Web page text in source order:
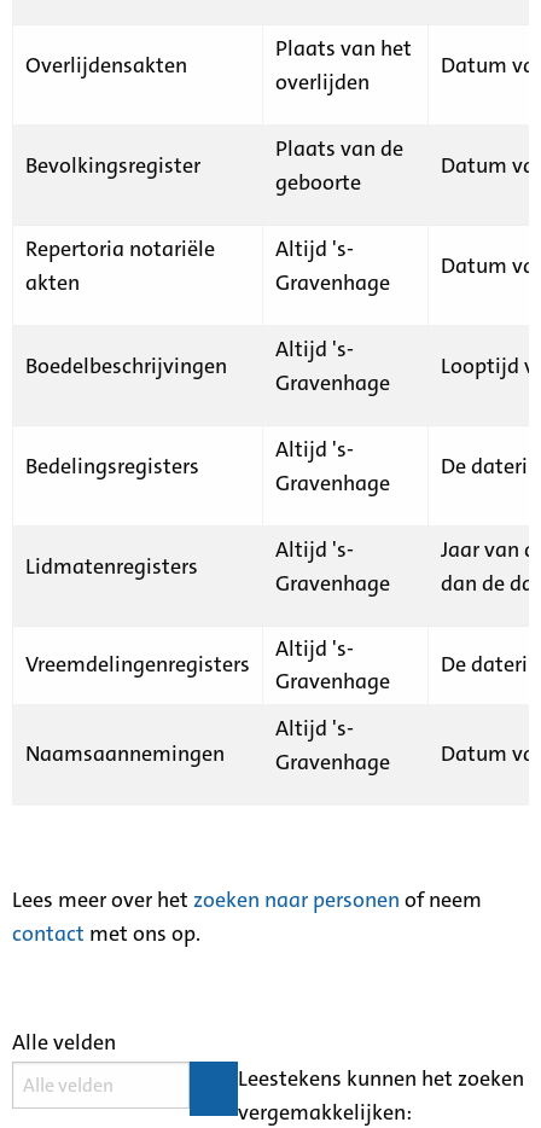
Overlijdensakten
Plaats van het
overlijden
Datum
Bevolkingsregister
Plaats van de
geboorte
Datum
Repertoria notariële
akten
Altijd 's-
Gravenhage
Datum
Boedelbeschrijvingen
Altijd 's-
Gravenhage
Looptijd
Bedelingsregisters
Altijd 's-
Gravenhage
De
Lidmatenregisters
Altijd 's-
Gravenhage
Jaar van
dan de
Vreemdelingenregisters
Altijd 's-
Gravenhage
De
Naamsaannemingen
Altijd 's-
Gravenhage
Datum
Lees meer over het zoeken naar personen of neem
contact met ons op.
Alle velden
Leestekens kunnen het zoeken
vergemakkelijken: